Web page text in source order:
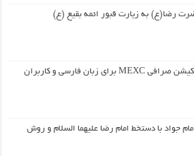
رضا(ع) به زیارت قبور ائمه بقیع (ع)
دانلود اپلیکیشن صرافی MEXC برای زبان فارسی و کاربران
جواد با دستخط امام رضا علیهما السلام و روش